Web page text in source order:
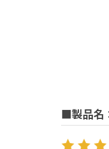
プリケー
動画編集も
■製品名